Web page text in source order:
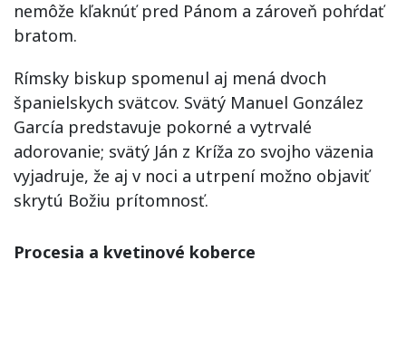
nemôže kľaknúť pred Pánom a zároveň pohŕdať
bratom.
Rímsky biskup spomenul aj mená dvoch
španielskych svätcov. Svätý Manuel González
García predstavuje pokorné a vytrvalé
adorovanie; svätý Ján z Kríža zo svojho väzenia
vyjadruje, že aj v noci a utrpení možno objaviť
skrytú Božiu prítomnosť.
Procesia a kvetinové koberce